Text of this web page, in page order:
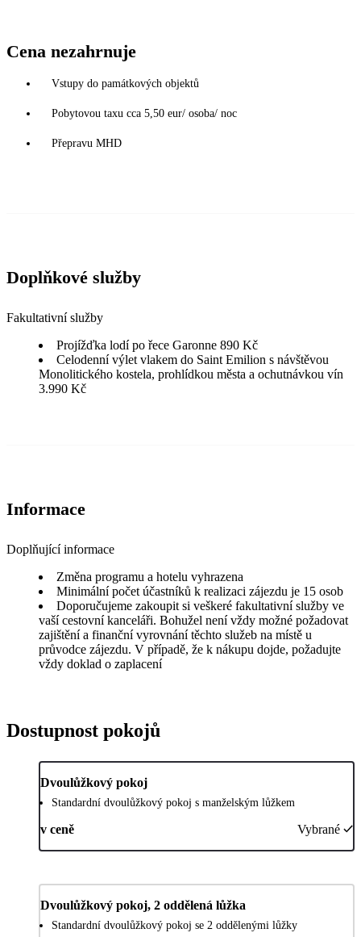
Cena nezahrnuje
Vstupy do památkových objektů
Pobytovou taxu cca 5,50 eur/ osoba/ noc
Přepravu MHD
Doplňkové služby
Fakultativní služby
Projížďka lodí po řece Garonne 890 Kč
Celodenní výlet vlakem do Saint Emilion s návštěvou
Monolitického kostela, prohlídkou města a ochutnávkou vín
3.990 Kč
Informace
Doplňující informace
Změna programu a hotelu vyhrazena
Minimální počet účastníků k realizaci zájezdu je 15 osob
Doporučujeme zakoupit si veškeré fakultativní služby ve
vaší cestovní kanceláři. Bohužel není vždy možné požadovat
zajištění a finanční vyrovnání těchto služeb na místě u
průvodce zájezdu. V případě, že k nákupu dojde, požadujte
vždy doklad o zaplacení
Dostupnost pokojů
Dvoulůžkový pokoj
Standardní dvoulůžkový pokoj s manželským lůžkem
v ceně Vybrané
Dvoulůžkový pokoj, 2 oddělená lůžka
Standardní dvoulůžkový pokoj se 2 oddělenými lůžky